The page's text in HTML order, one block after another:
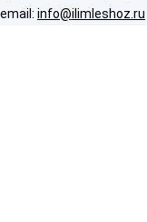
email: info@ilimleshoz.ru